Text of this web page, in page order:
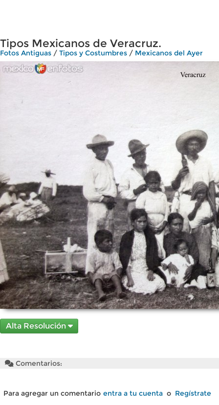
Tipos Mexicanos de Veracruz.
Fotos Antiguas / Tipos y Costumbres / Mexicanos del Ayer
Alta Resolución
Comentarios:
Para agregar un comentario entra a tu cuenta o Regístrate